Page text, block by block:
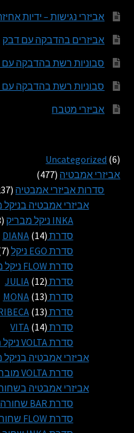
אביזרי נגישות – ידיות
אביזרים בהדבקה עם דבק
סבוניות רשת בהדבקה
סבוניות רשת בהדבקה
אביזרי מטבח
Uncategorized 6
6
מוצרים
אביזרי אמבטיה 477
477
מוצרים
סדרות אביזרי אמבטיה
אביזרי אמבטיה בניקל
INKA ניקל מבריק
סדרת DIANA 14
14
מוצרים סדרת EGO ניקל 7
סדרת FLOW ניקל מבריק
סדרת JULIA 12
12
מוצרים סדרת MONA 13
13
מוצרים סדרת TRIBECA 13
13
מוצרים סדרת VITA 14
14
מוצרים סדרת VOLTA ניקל מבריק
אביזרי אמבטיה
סדרת VOLTA מוברש
אביזרי אמבטיה
סדרת BAR שחורה
סדרת FLOW שחור